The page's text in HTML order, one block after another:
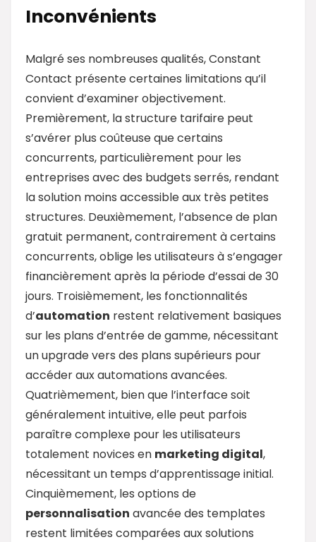
Inconvénients
Malgré ses nombreuses qualités, Constant
Contact présente certaines limitations qu’il
convient d’examiner objectivement.
Premièrement, la structure tarifaire peut
s’avérer plus coûteuse que certains
concurrents, particulièrement pour les
entreprises avec des budgets serrés, rendant
la solution moins accessible aux très petites
structures. Deuxièmement, l’absence de plan
gratuit permanent, contrairement à certains
concurrents, oblige les utilisateurs à s’engager
financièrement après la période d’essai de 30
jours. Troisièmement, les fonctionnalités
d’automation restent relativement basiques
sur les plans d’entrée de gamme, nécessitant
un upgrade vers des plans supérieurs pour
accéder aux automations avancées.
Quatrièmement, bien que l’interface soit
généralement intuitive, elle peut parfois
paraître complexe pour les utilisateurs
totalement novices en marketing digital,
nécessitant un temps d’apprentissage initial.
Cinquièmement, les options de
personnalisation avancée des templates
restent limitées comparées aux solutions